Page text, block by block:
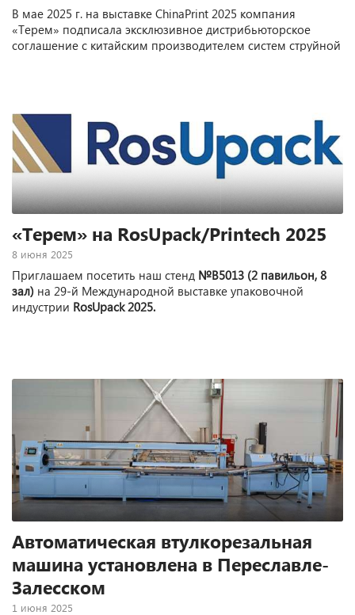
В мае 2025 г. на выставке ChinaPrint 2025 компания
«Терем» подписала эксклюзивное дистрибьюторское
соглашение с китайским производителем систем струйной
«Терем» на RosUpack/Printech 2025
8 июня 2025
Приглашаем посетить наш стенд №B5013 (2 павильон, 8
зал) на 29-й Международной выставке упаковочной
индустрии RosUpack 2025.
Автоматическая втулкорезальная
машина установлена в Переславле-
Залесском
1 июня 2025